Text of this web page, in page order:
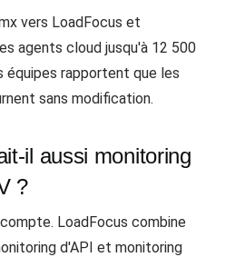
vers LoadFocus et
agents cloud jusqu'à 12 500
équipes rapportent que les
sans modification.
il aussi monitoring
?
LoadFocus combine
d'API et monitoring